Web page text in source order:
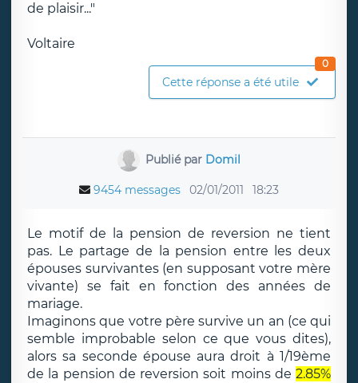
de plaisir..."
Voltaire
Cette réponse a été utile
0
Publié par Domil
9454 messages 02/01/2011 18:23
Le motif de la pension de reversion ne tient
pas. Le partage de la pension entre les deux
épouses survivantes (en supposant votre mère
vivante) se fait en fonction des années de
mariage.
Imaginons que votre père survive un an (ce qui
semble improbable selon ce que vous dites),
alors sa seconde épouse aura droit à 1/19ème
de la pension de reversion soit moins de 2.85%